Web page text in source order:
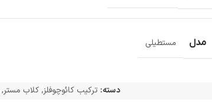
مدل مستطیلی
دسته: ترکیب کائوچوفلز,کلاب مستر,